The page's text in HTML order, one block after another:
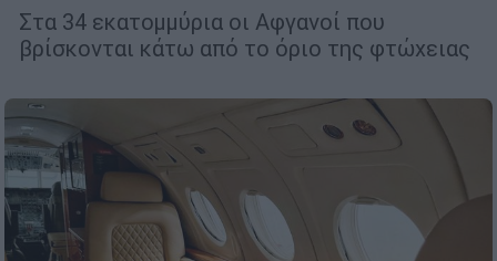
Στα 34 εκατομμύρια οι Αφγανοί που
βρίσκονται κάτω από το όριο της φτώχειας